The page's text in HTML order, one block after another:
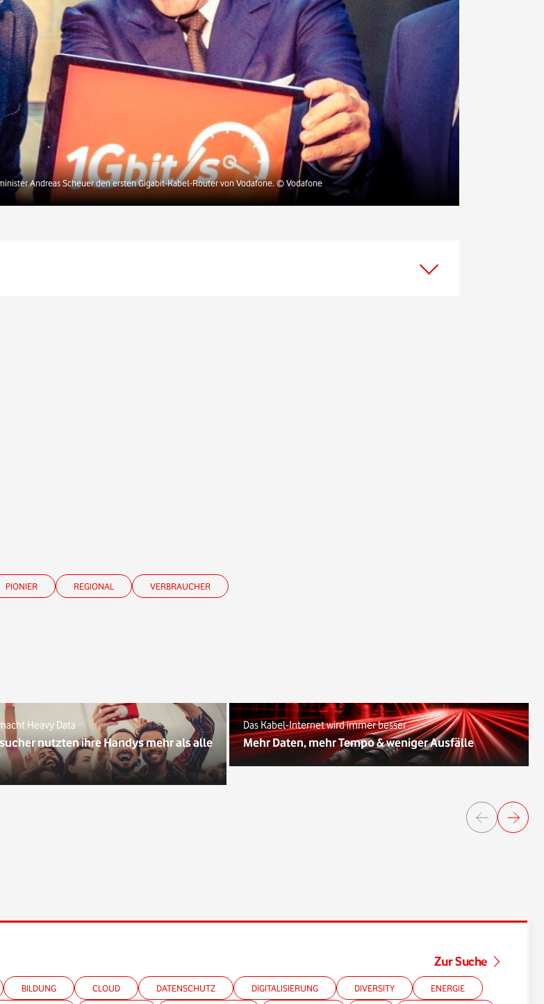
Andreas Scheuer den ersten Gigabit-Kabel-Router von Vodafone. © Vodafone
PIONIER REGIONAL VERBRAUCHER
Heavy Data
nutzten ihre Handys mehr als alle
Das Kabel-Internet wird immer besser
Mehr Daten, mehr Tempo & weniger Ausfälle
Zur Suche
BILDUNG CLOUD DATENSCHUTZ DIGITALISIERUNG DIVERSITY ENERGIE